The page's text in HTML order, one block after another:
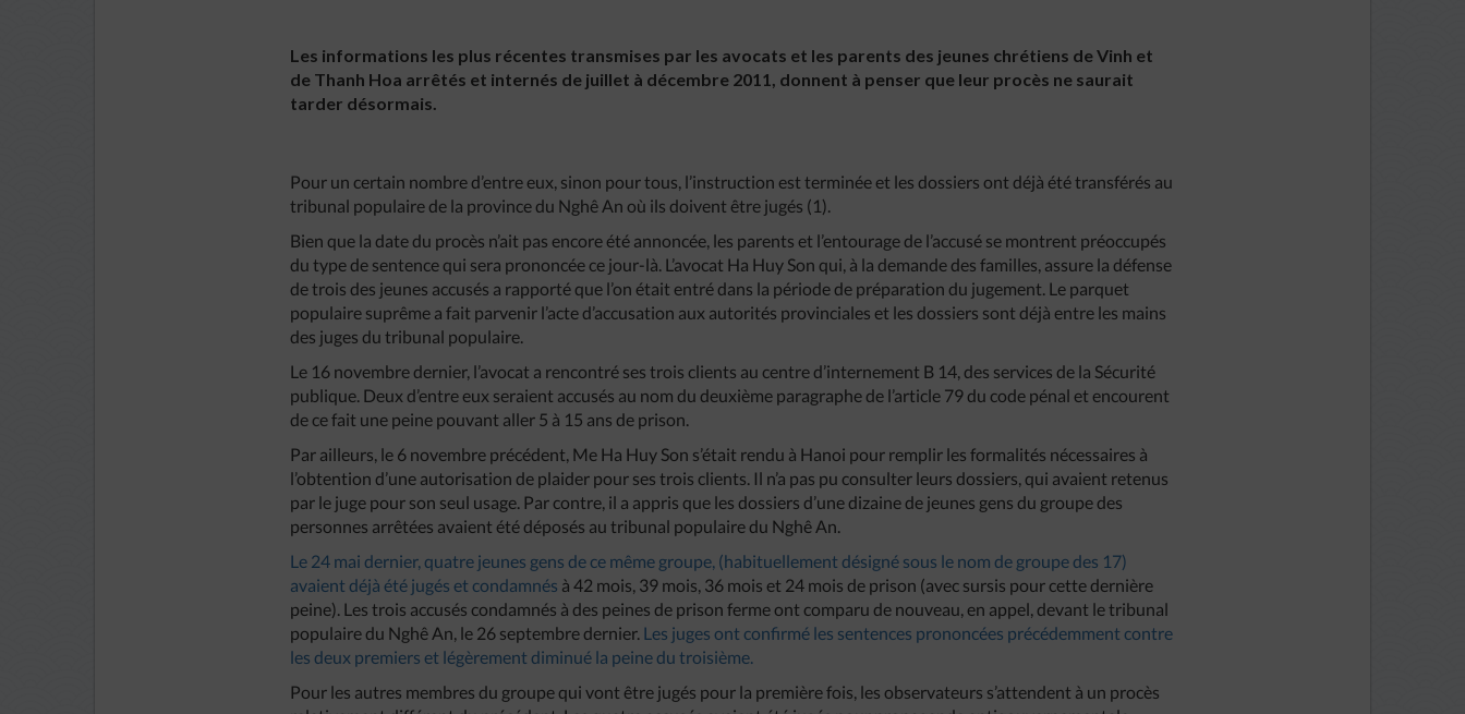
Les informations les plus récentes transmises par les avocats et les parents des jeunes chrétiens de Vinh et
de Thanh Hoa arrêtés et internés de juillet à décembre 2011, donnent à penser que leur procès ne saurait
tarder désormais.
Pour un certain nombre d’entre eux, sinon pour tous, l’instruction est terminée et les dossiers ont déjà été transférés au
tribunal populaire de la province du Nghê An où ils doivent être jugés (1).
Bien que la date du procès n’ait pas encore été annoncée, les parents et l’entourage de l’accusé se montrent préoccupés
du type de sentence qui sera prononcée ce jour-là. L’avocat Ha Huy Son qui, à la demande des familles, assure la défense
de trois des jeunes accusés a rapporté que l’on était entré dans la période de préparation du jugement. Le parquet
populaire suprême a fait parvenir l’acte d’accusation aux autorités provinciales et les dossiers sont déjà entre les mains
des juges du tribunal populaire.
Le 16 novembre dernier, l’avocat a rencontré ses trois clients au centre d’internement B 14, des services de la Sécurité
publique. Deux d’entre eux seraient accusés au nom du deuxième paragraphe de l’article 79 du code pénal et encourent
de ce fait une peine pouvant aller 5 à 15 ans de prison.
Par ailleurs, le 6 novembre précédent, Me Ha Huy Son s’était rendu à Hanoi pour remplir les formalités nécessaires à
l’obtention d’une autorisation de plaider pour ses trois clients. Il n’a pas pu consulter leurs dossiers, qui avaient retenus
par le juge pour son seul usage. Par contre, il a appris que les dossiers d’une dizaine de jeunes gens du groupe des
personnes arrêtées avaient été déposés au tribunal populaire du Nghê An.
Le 24 mai dernier, quatre jeunes gens de ce même groupe, (habituellement désigné sous le nom de groupe des 17)
avaient déjà été jugés et condamnés à 42 mois, 39 mois, 36 mois et 24 mois de prison (avec sursis pour cette dernière
peine). Les trois accusés condamnés à des peines de prison ferme ont comparu de nouveau, en appel, devant le tribunal
populaire du Nghê An, le 26 septembre dernier. Les juges ont confirmé les sentences prononcées précédemment contre
les deux premiers et légèrement diminué la peine du troisième.
Pour les autres membres du groupe qui vont être jugés pour la première fois, les observateurs s’attendent à un procès